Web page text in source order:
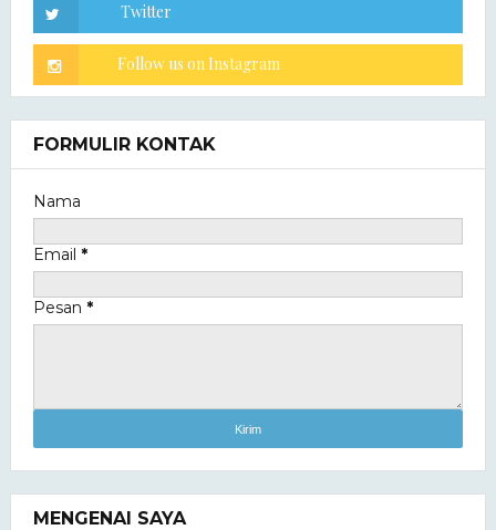
FORMULIR KONTAK
Nama
Email *
Pesan *
MENGENAI SAYA